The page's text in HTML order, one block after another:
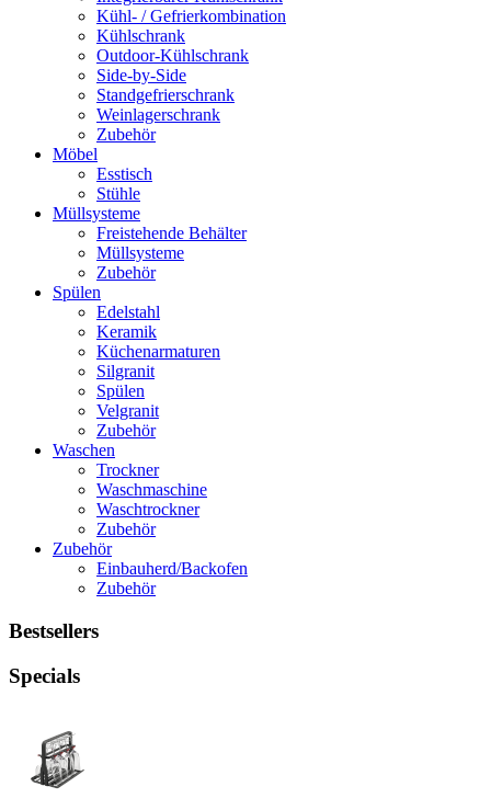
Kühl- / Gefrierkombination
Kühlschrank
Outdoor-Kühlschrank
Side-by-Side
Standgefrierschrank
Weinlagerschrank
Zubehör
Möbel
Esstisch
Stühle
Müllsysteme
Freistehende Behälter
Müllsysteme
Zubehör
Spülen
Edelstahl
Keramik
Küchenarmaturen
Silgranit
Spülen
Velgranit
Zubehör
Waschen
Trockner
Waschmaschine
Waschtrockner
Zubehör
Zubehör
Einbauherd/Backofen
Zubehör
Bestsellers
Specials